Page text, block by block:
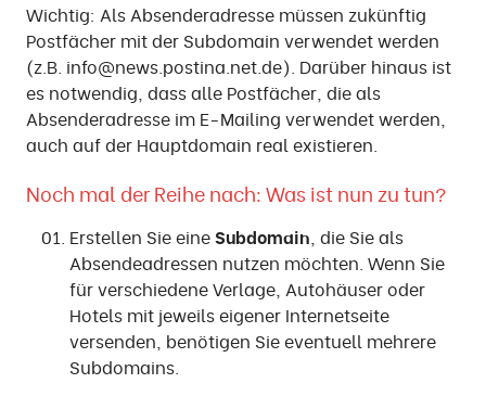
Wichtig: Als Absenderadresse müssen zukünftig
Postfächer mit der Subdomain verwendet werden
(z.B. info@news.postina.net.de). Darüber hinaus ist
es notwendig, dass alle Postfächer, die als
Absenderadresse im E-Mailing verwendet werden,
auch auf der Hauptdomain real existieren.
Noch mal der Reihe nach: Was ist nun zu tun?
Erstellen Sie eineSubdomain, die Sie als
Absendeadressen nutzen möchten. Wenn Sie
für verschiedene Verlage, Autohäuser oder
Hotels mit jeweils eigener Internetseite
versenden, benötigen Sie eventuell mehrere
Subdomains.